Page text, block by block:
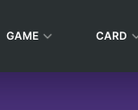
GAME CARD